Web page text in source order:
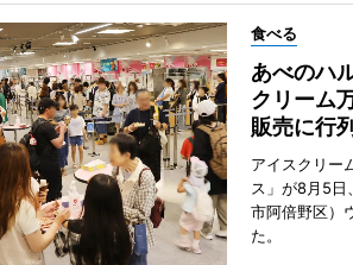
食べる
あべのハ
クリーム
販売に行列
アイスクリー
ス」が8月5日
市阿倍野区）
た。